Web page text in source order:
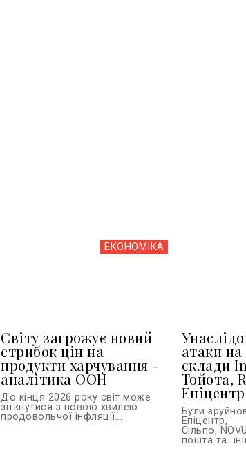
ЕКОНОМІКА
Світу загрожує новий
стрибок цін на
продукти харчування -
аналітика ООН
До кінця 2026 року світ може
зіткнутися з новою хвилею
продовольчої інфляції...
атаки
склади
Тойота,
Епіцентр
Були
Епіцентр,
Сільпо,
пошта та